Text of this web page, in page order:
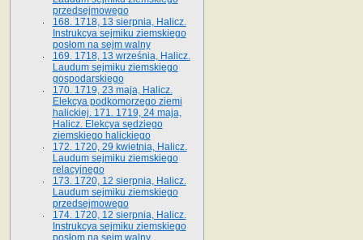
przedsejmowego
168. 1718, 13 sierpnia, Halicz.
Instrukcya sejmiku ziemskiego
posłom na sejm walny
169. 1718, 13 września, Halicz.
Laudum sejmiku ziemskiego
gospodarskiego
170. 1719, 23 maja, Halicz.
Elekcya podkomorzego ziemi
halickiej. 171. 1719, 24 maja,
Halicz. Elekcya sędziego
ziemskiego halickiego
172. 1720, 29 kwietnia, Halicz.
Laudum sejmiku ziemskiego
relacyjnego
173. 1720, 12 sierpnia, Halicz.
Laudum sejmiku ziemskiego
przedsejmowego
174. 1720, 12 sierpnia, Halicz.
Instrukcya sejmiku ziemskiego
posłom na sejm walny